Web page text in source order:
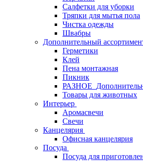
Салфетки для уборки
Тряпки для мытья пола
Чистка одежды
Швабры
Дополнительный
Герметики
Клей
Пена монтажная
Пикник
Товары для животных
Интерьер
Аромасвечи
Свечи
Канцелярия
Офисная канцелярия
Посуда
Посуда для